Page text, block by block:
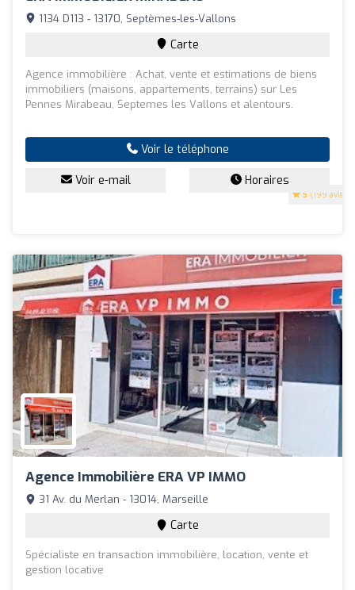
5 (199 avis)
1134 D113 - 13170, Septèmes-les-Vallons
Carte
Agence immobilière : Achat, vente et estimations de biens
immobiliers (maisons, appartements, terrains) sur Les
Pennes Mirabeau, Septemes les Vallons et alentours.
Voir le téléphone
Voir e-mail Horaires
Agence Immobilière ERA VP IMMO
31 Av. du Merlan - 13014, Marseille
Carte
Spécialiste en transaction immobilière, location, vente et
gestion locative